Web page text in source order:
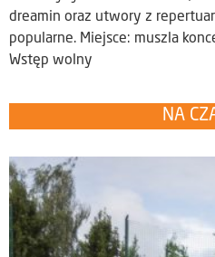
dreamin oraz utwory z
popularne. Miejsce: muszla
Wstęp wolny
NA